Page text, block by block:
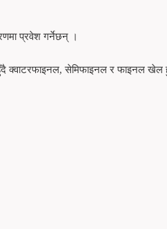
प्रवेश गर्नेछन् ।
क्वाटरफाइनल, सेमिफाइनल र फाइनल खेल